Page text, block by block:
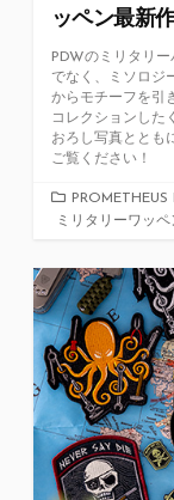
ッペン最新
PDWのミリタリ
でなく、ミソロジ
からモチーフを引
コレクションした
おろし写真ととも
ご覧ください！
カ
テ
リ
ー
ミリタリーワッ